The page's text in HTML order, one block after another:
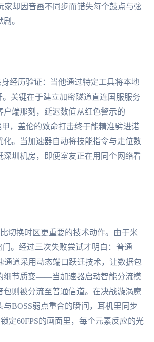
家却因音画不同步而错失每个鼓点与弦
。
经历验证：当他通过特定工具将本地
关键在于建立加密隧道直连国服服务
端那刻，延迟数值从红色警示的
，盖伦的致命打击终于能精准劈进诺
。当加速器自动将技能指令与走位数
圳机房，即便室友正在用同个网络看
切换时区更重要的技术动作。由于米
。经过三次失败尝试才明白：普通
道采用动态端口跃迁技术，让数据包
细节质变——当加速器启动智能分流模
则被分流至普通信道。在决战漩涡魔
BOSS弱点重合的瞬间，耳机里同步
定60FPS的画面里，每个元素反应的光